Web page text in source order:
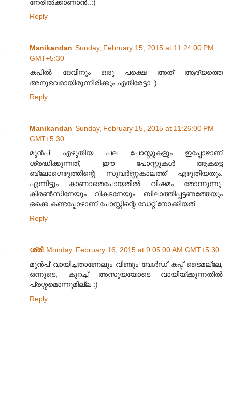
നേരിൽക്കാണാൻ..:)
Reply
Manikandan Sunday, February 15, 2015 at 11:24:00 PM
GMT+5:30
കപിൽ ദേവിനും ഒരു പക്ഷെ അത് ആദ്യത്തെ
അനുഭവമായിരുന്നിരിക്കും എതിരേട്ടാ :)
Reply
Manikandan Sunday, February 15, 2015 at 11:26:00 PM
GMT+5:30
മുൻപ് എഴുതിയ പല പോസ്റ്റുകളും ഇപ്പോഴാണ്
ശ്രദ്ധിക്കുന്നത്, ഈ പോസ്റ്റുകൾ ആകട്ടെ
ബ്ലോഗെഴുത്തിന്റെ സുവർണ്ണകാലത്ത് എഴുതിയതും.
എന്നിട്ടും കാണാതെപോയതിൽ വിഷമം തോന്നുന്നു.
കിരൺസിനേയും വികടനേയും ബിലാത്തിപ്പട്ടണത്തേയും
ഒക്കെ കണ്ടപ്പോഴാണ് പോസ്റ്റിന്റെ ഡേറ്റ് നോക്കിയത്.
Reply
ശ്രീ Monday, February 16, 2015 at 9:05:00 AM GMT+5:30
മുന്‍പ് വായിച്ചതാണേലും വീണ്ടും വേള്‍ഡ് കപ്പ് ടൈമല്ലേ,
ഒന്നൂടെ, കുറച്ച് അസൂയയോടെ വായിയ്ക്കുന്നതില്‍
പ്രശ്നമൊന്നുമില്ല :)
Reply